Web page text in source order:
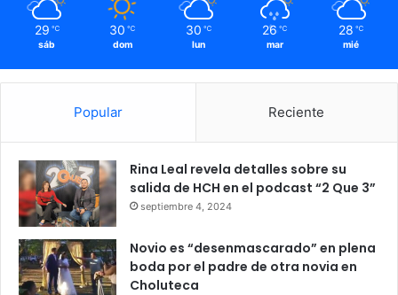
29 ℃
sáb
30 ℃
dom
30 ℃
lun
26 ℃
mar
28 ℃
mié
Popular Reciente
Rina Leal revela detalles sobre su
salida de HCH en el podcast “2 Que 3”
septiembre 4, 2024
Novio es “desenmascarado” en plena
boda por el padre de otra novia en
Choluteca